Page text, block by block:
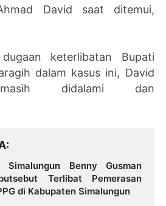
David saat ditemui,
keterlibatan Bupati
dalam kasus ini, David
masih didalami dan
Benny Gusman
Terlibat Pemerasan
di Kabupaten Simalungun